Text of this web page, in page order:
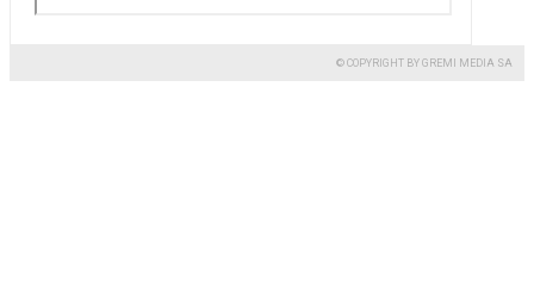
© COPYRIGHT BY GREMI MEDIA SA